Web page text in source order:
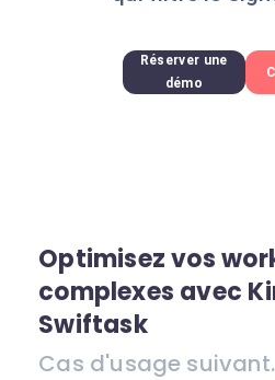
Réserver une
démo
Optimisez vos
complexes avec
Swiftask
Cas d'usage suivant.